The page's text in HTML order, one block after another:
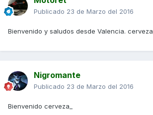
Publicado 23 de Marzo del 2016
Bienvenido y saludos desde Valencia. cerveza_
Nigromante
Publicado 23 de Marzo del 2016
Bienvenido cerveza_